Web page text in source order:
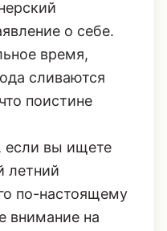
о себе.
время,
сливаются
поистине
если вы ищете
летний
по-настоящему
внимание на